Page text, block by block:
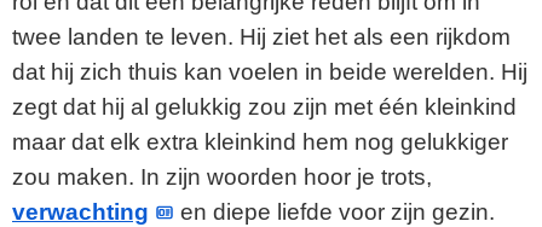
twee landen te leven. Hij ziet het als een rijkdom
dat hij zich thuis kan voelen in beide werelden. Hij
zegt dat hij al gelukkig zou zijn met één kleinkind
maar dat elk extra kleinkind hem nog gelukkiger
zou maken. In zijn woorden hoor je trots,
verwachting
en diepe liefde voor zijn gezin.